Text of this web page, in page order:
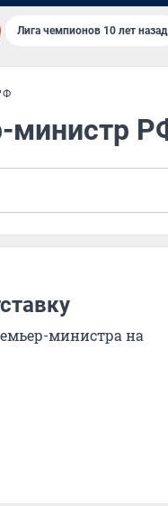
Лига чемпионов 10 лет назад
министр
министра на